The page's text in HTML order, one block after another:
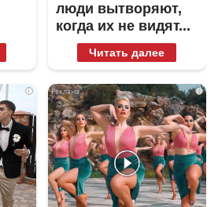
люди вытворяют,
когда их не видят...
Читать далее
i i